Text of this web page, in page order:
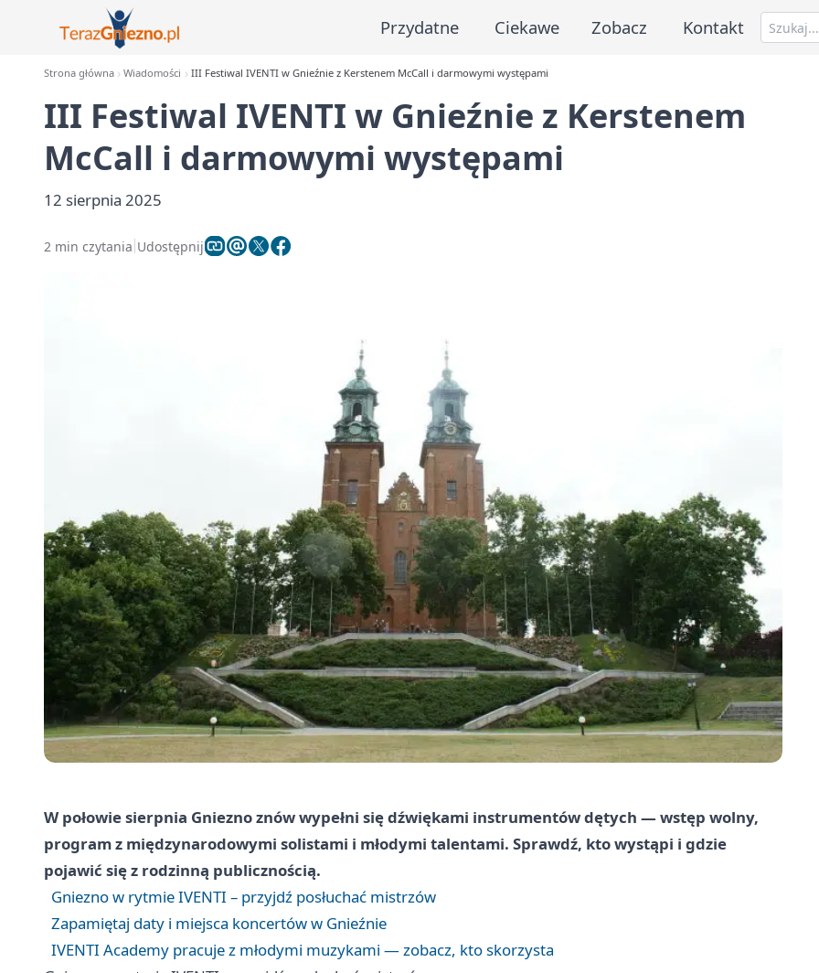
Przydatne Ciekawe Zobacz Kontakt
Strona główna Wiadomości III Festiwal IVENTI w Gnieźnie z Kerstenem McCall i darmowymi występami
III Festiwal IVENTI w Gnieźnie z Kerstenem
McCall i darmowymi występami
12 sierpnia 2025
2 min czytania Udostępnij
W połowie sierpnia Gniezno znów wypełni się dźwiękami instrumentów dętych — wstęp wolny,
program z międzynarodowymi solistami i młodymi talentami. Sprawdź, kto wystąpi i gdzie
pojawić się z rodzinną publicznością.
Gniezno w rytmie IVENTI – przyjdź posłuchać mistrzów
Zapamiętaj daty i miejsca koncertów w Gnieźnie
IVENTI Academy pracuje z młodymi muzykami — zobacz, kto skorzysta